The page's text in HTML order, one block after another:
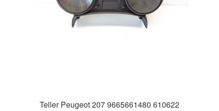
Teller Peugeot 207 9665661480 610622